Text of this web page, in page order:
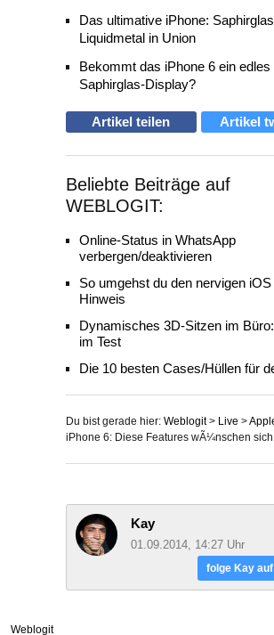
Das ultimative iPhone:
Liquidmetal in Union
Bekommt das iPhone 6 ein edles
Saphirglas-Display?
Artikel teilen Artikel
Beliebte Beiträge auf
WEBLOGIT:
Online-Status in WhatsApp
verbergen/deaktivieren
So umgehst du den nervigen
Hinweis
Dynamisches 3D-Sitzen im
im Test
Die 10 besten Cases/Hüllen für
Du bist gerade hier: Weblogit> Live >
iPhone 6: Diese Features wÃ¼nschen
Kay
01.09.2014, 14:27 Uhr
folge Kay
Weblogit